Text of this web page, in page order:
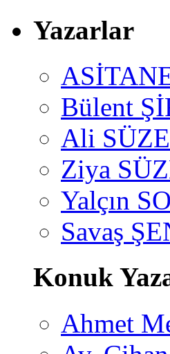
Yazarlar
Bülent
Ali
Ziya
Yalçın
Savaş
Konuk
Ahmet